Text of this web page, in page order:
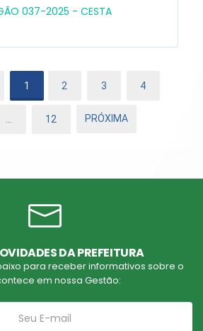
037-2025 - CESTA
1 2 3 4
… 12 PRÓXIMA
DA PREFEITURA
para receber informativos sobre o
em nossa Gestão: